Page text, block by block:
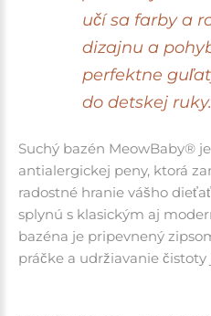
učí sa farby a
dizajnu a
perfektne
do detskej ruky.
Suchý bazén MeowBaby®
antialergickej peny, ktorá
radostné hranie vášho
splynú s klasickým aj
bazéna je pripevnený
práčke a udržiavanie